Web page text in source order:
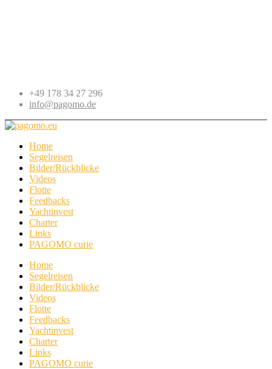
+49 178 34 27 296
info@pagomo.de
Home
Segelreisen
Bilder/Rückblicke
Videos
Flotte
Feedbacks
Yachtinvest
Charter
Links
PAGOMO curie
Home
Segelreisen
Bilder/Rückblicke
Videos
Flotte
Feedbacks
Yachtinvest
Charter
Links
PAGOMO curie